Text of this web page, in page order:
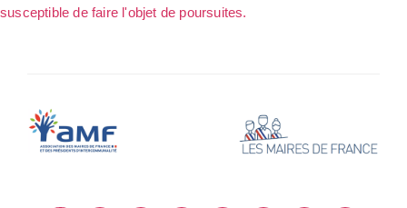
susceptible de faire l'objet de poursuites.